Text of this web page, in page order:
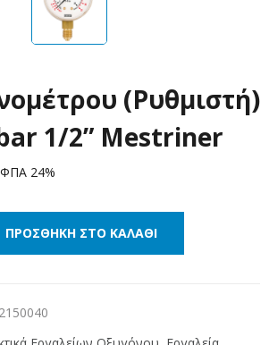
(Ρυθμιστή)
1/2” Mestriner
24%
ΠΡΟΣΘΉΚΗ ΣΤΟ ΚΑΛΆΘΙ
2150040